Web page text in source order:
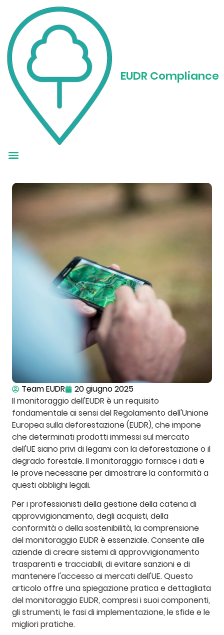
EUDR Compliance
Monitoraggio EUDR:
Strumenti e
strategie per una
conformità senza
deforestazione
Team EUDR
20 giugno 2025
Il monitoraggio dell'EUDR è un requisito
fondamentale ai sensi del Regolamento dell'Unione
Europea sulla deforestazione (EUDR), che impone
che determinati prodotti immessi sul mercato
dell'UE siano privi di legami con la deforestazione o il
degrado forestale. Il monitoraggio fornisce i dati e
le prove necessarie per dimostrare la conformità a
questi obblighi legali.
Per i professionisti della gestione della catena di
approvvigionamento, degli acquisti, della
conformità o della sostenibilità, la comprensione
del monitoraggio EUDR è essenziale. Consente alle
aziende di creare sistemi di approvvigionamento
trasparenti e tracciabili, di evitare sanzioni e di
mantenere l'accesso ai mercati dell'UE. Questo
articolo offre una spiegazione pratica e dettagliata
del monitoraggio EUDR, compresi i suoi componenti,
gli strumenti, le fasi di implementazione, le sfide e le
migliori pratiche.